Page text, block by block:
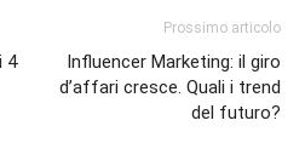
4
Prossimo articolo
Influencer Marketing: il giro
d’affari cresce. Quali i trend
del futuro?